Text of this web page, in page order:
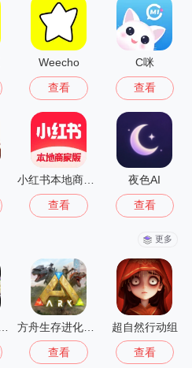
Weecho
查看
C咪
查看
小红书本地商家版
查看
夜色AI
查看
更多
查看
超自然行动组
查看